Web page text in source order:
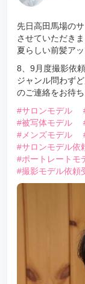
先日高田馬場の
させていただきま
夏らしい前髪ア
8、9月度撮影依
ジャンル問わず
のご連絡をお待
#サロンモデル
#被写体モデル
#メンズモデル
#サロンモデル依
#ポートレートモ
#撮影モデル依頼